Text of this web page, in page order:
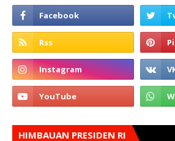
HIMBAUAN PRESIDEN RI